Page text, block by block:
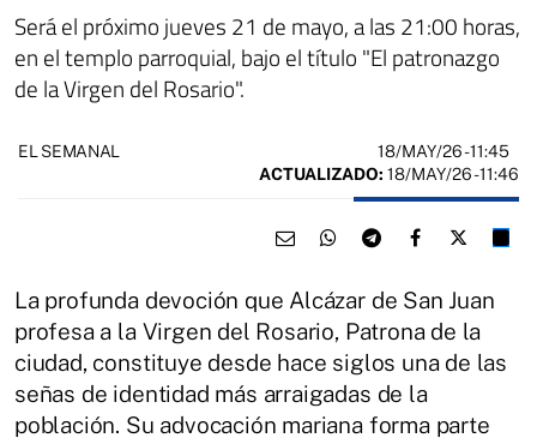
Será el próximo jueves 21 de mayo, a las 21:00 horas,
en el templo parroquial, bajo el título "El patronazgo
de la Virgen del Rosario".
EL SEMANAL 18/MAY/26- 11:45
ACTUALIZADO: 18/MAY/26 - 11:46
La profunda devoción que Alcázar de San Juan
profesa a la Virgen del Rosario, Patrona de la
ciudad, constituye desde hace siglos una de las
señas de identidad más arraigadas de la
población. Su advocación mariana forma parte